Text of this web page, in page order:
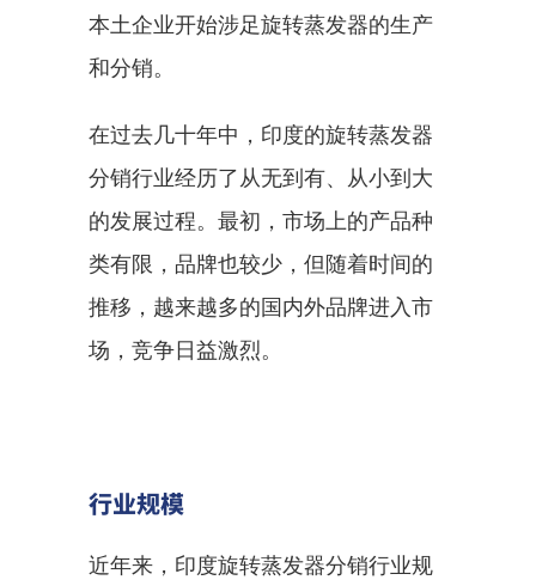
本土企业开始涉足旋转蒸发器的生产
和分销。
在过去几十年中，印度的旋转蒸发器
分销行业经历了从无到有、从小到大
的发展过程。最初，市场上的产品种
类有限，品牌也较少，但随着时间的
推移，越来越多的国内外品牌进入市
场，竞争日益激烈。
行业规模
近年来，印度旋转蒸发器分销行业规